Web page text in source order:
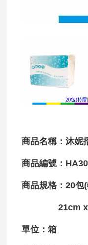
商品名稱：沐妮
商品編號：
商品規格：20包
21cm x
單位：箱